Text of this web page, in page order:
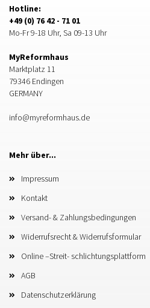
Hotline:
+49 (0) 76 42 - 71 01
Mo-Fr 9-18 Uhr, Sa 09-13 Uhr
MyReformhaus
Marktplatz 11
79346 Endingen
GERMANY
info@myreformhaus.de
Mehr über...
Impressum
Kontakt
Versand- & Zahlungsbedingungen
Widerrufsrecht & Widerrufsformular
Online –Streit- schlichtungsplattform
AGB
Datenschutzerklärung